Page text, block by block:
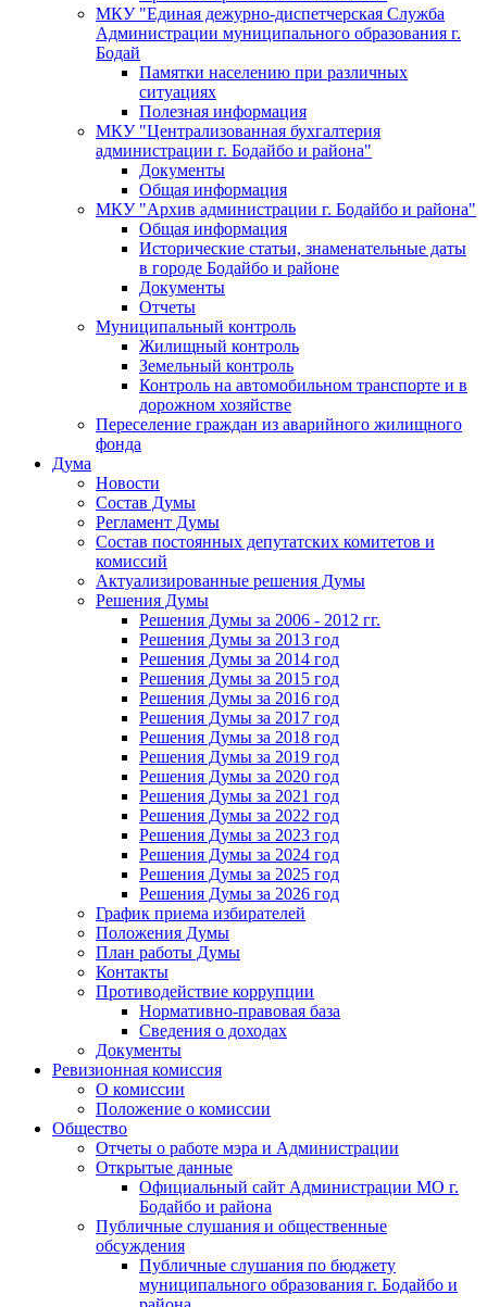
МКУ "Единая дежурно-диспетчерская Служба
Администрации муниципального образования г.
Бодай
Памятки населению при различных
ситуациях
Полезная информация
МКУ "Централизованная бухгалтерия
администрации г. Бодайбо и района"
Документы
Общая информация
МКУ "Архив администрации г. Бодайбо и района"
Общая информация
Исторические статьи, знаменательные даты
в городе Бодайбо и районе
Документы
Отчеты
Муниципальный контроль
Жилищный контроль
Земельный контроль
Контроль на автомобильном транспорте и в
дорожном хозяйстве
Переселение граждан из аварийного жилищного
фонда
Дума
Новости
Состав Думы
Регламент Думы
Состав постоянных депутатских комитетов и
комиссий
Актуализированные решения Думы
Решения Думы
Решения Думы за 2006 - 2012 гг.
Решения Думы за 2013 год
Решения Думы за 2014 год
Решения Думы за 2015 год
Решения Думы за 2016 год
Решения Думы за 2017 год
Решения Думы за 2018 год
Решения Думы за 2019 год
Решения Думы за 2020 год
Решения Думы за 2021 год
Решения Думы за 2022 год
Решения Думы за 2023 год
Решения Думы за 2024 год
Решения Думы за 2025 год
Решения Думы за 2026 год
График приема избирателей
Положения Думы
План работы Думы
Контакты
Противодействие коррупции
Нормативно-правовая база
Сведения о доходах
Документы
Ревизионная комиссия
О комиссии
Положение о комиссии
Общество
Отчеты о работе мэра и Администрации
Открытые данные
Официальный сайт Администрации МО г.
Бодайбо и района
Публичные слушания и общественные
обсуждения
Публичные слушания по бюджету
муниципального образования г. Бодайбо и